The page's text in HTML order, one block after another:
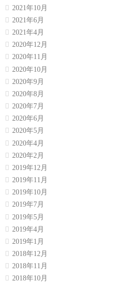
2021年10月
2021年6月
2021年4月
2020年12月
2020年11月
2020年10月
2020年9月
2020年8月
2020年7月
2020年6月
2020年5月
2020年4月
2020年2月
2019年12月
2019年11月
2019年10月
2019年7月
2019年5月
2019年4月
2019年1月
2018年12月
2018年11月
2018年10月